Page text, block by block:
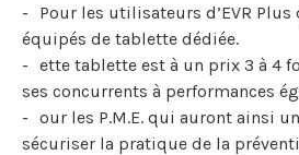
Pour les utilisateurs d’EVR
équipés de tablette dédiée.
ette tablette est à un prix 3 à 4
ses concurrents à performances
our les P.M.E. qui auront ainsi
sécuriser la pratique de la